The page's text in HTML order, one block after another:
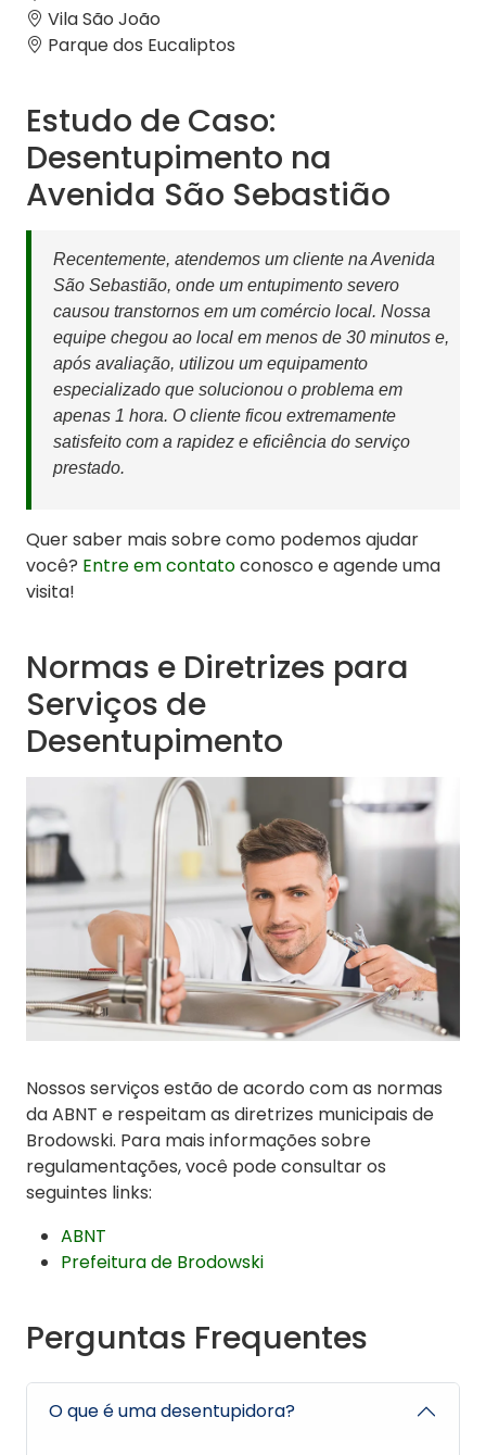
Vila São João
Parque dos Eucaliptos
Estudo de Caso:
Desentupimento na
Avenida São Sebastião
Recentemente, atendemos um cliente na Avenida
São Sebastião, onde um entupimento severo
causou transtornos em um comércio local. Nossa
equipe chegou ao local em menos de 30 minutos e,
após avaliação, utilizou um equipamento
especializado que solucionou o problema em
apenas 1 hora. O cliente ficou extremamente
satisfeito com a rapidez e eficiência do serviço
prestado.
Quer saber mais sobre como podemos ajudar
você? Entre em contatoconosco e agende uma
visita!
Normas e Diretrizes para
Serviços de
Desentupimento
Nossos serviços estão de acordo com as normas
da ABNT e respeitam as diretrizes municipais de
Brodowski. Para mais informações sobre
regulamentações, você pode consultar os
seguintes links:
ABNT
Prefeitura de Brodowski
Perguntas Frequentes
O que é uma desentupidora?